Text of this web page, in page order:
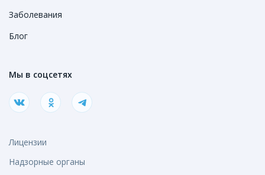
Заболевания
Блог
Мы в соцсетях
Лицензии
Надзорные органы